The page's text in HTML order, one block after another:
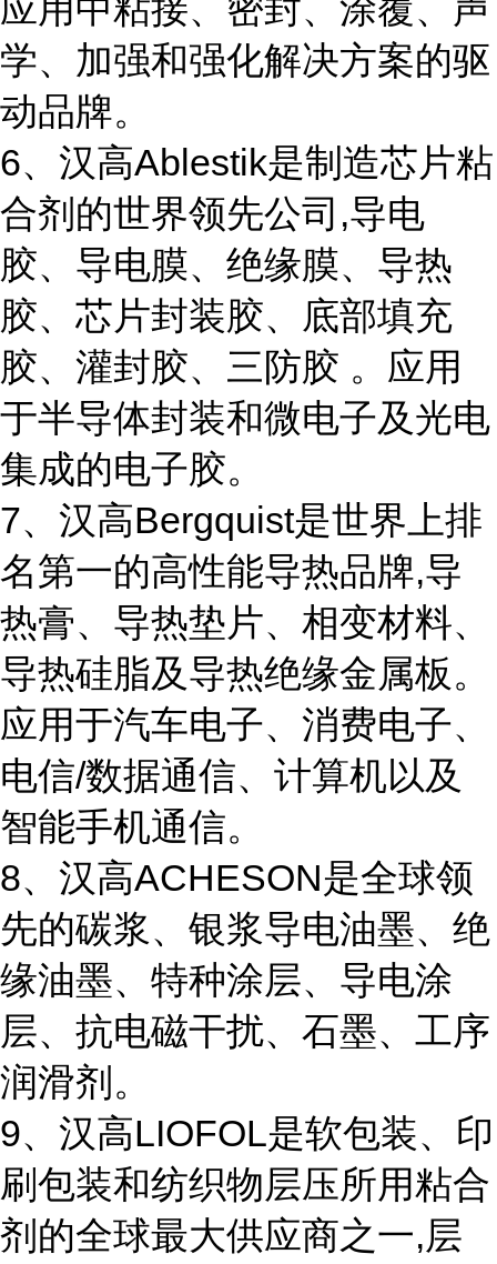
应用中粘接、密封、涂覆、声
学、加强和强化解决方案的驱
动品牌。
6、汉高Ablestik是制造芯片粘
合剂的世界领先公司,导电
胶、导电膜、绝缘膜、导热
胶、芯片封装胶、底部填充
胶、灌封胶、三防胶 。应用
于半导体封装和微电子及光电
集成的电子胶。
7、汉高Bergquist是世界上排
名第一的高性能导热品牌,导
热膏、导热垫片、相变材料、
导热硅脂及导热绝缘金属板。
应用于汽车电子、消费电子、
电信/数据通信、计算机以及
智能手机通信。
8、汉高ACHESON是全球领
先的碳浆、银浆导电油墨、绝
缘油墨、特种涂层、导电涂
层、抗电磁干扰、石墨、工序
润滑剂。
9、汉高LIOFOL是软包装、印
刷包装和纺织物层压所用粘合
剂的全球最大供应商之一,层